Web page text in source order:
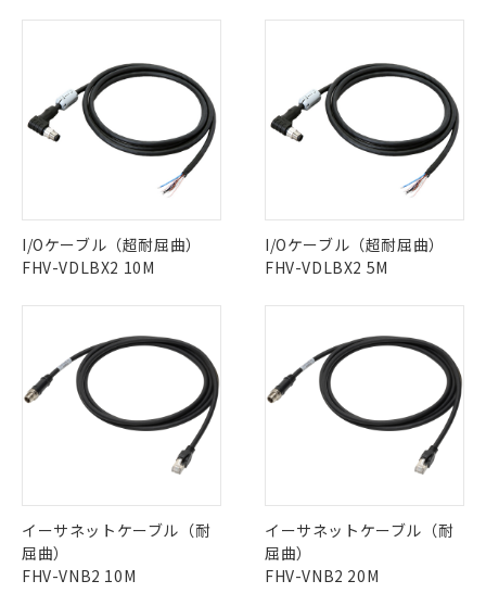
I/Oケーブル（超耐屈曲）
FHV-VDLBX2 10M
I/Oケーブル（超耐屈曲）
FHV-VDLBX2 5M
イーサネットケーブル（耐
屈曲）
FHV-VNB2 10M
イーサネットケーブル（耐
屈曲）
FHV-VNB2 20M
様のお取引先、またはお客様担当のオ
ムロン制御機器販売店・当社販売員に
ご相談ください。
オムロン制御機器販売店や当社販売拠
販売ネットワーク
ください。
在庫状況および標準価格結果を当社の
事前の承諾なく第三者に漏洩または開
示しないようお願いします。
ビス）をご利用いただくには、I-Web
メンバーズにご登録されている必要が
あります。
お客様が当ウェブサイト上で当社にご
登録された部品リストについて、当社
および当社の共同利用者が、当社の製
品・サービスに関するお客様との取
引・商談に必要な範囲で利用すること
※当社の共同利用者とは、"個人情報
の共同利用に関して"
の「1.共同利
用者の範囲」に記載されている法人を
指します。
類(PBB) 1000ppm以下、ポリ臭化ジフェニルエーテル類
ルベンジル（BBP） 1000ppm以下、フタル酸ジブチル
（DBP） 1000ppm以下、フタル酸ジイソブチル
(DIBP) 1000ppm以下
但し、RoHS指令で産業用監視および制御機器に対する
適用除外項目は除く。
フタル酸エステル類の４物質については閾値を超える意
図的な使用がないことを確認しています。
※2 対応予定月
部品在庫の切り替え状況などにより、予定
※3 非含有証明書ダウンロード
下記の非含有証明書をダウンロードするこ
とができます。
EU RoHS指令（10物質）の非含有証明書
51物質の非含有証明書（当社基準）
※本証明書は発行日時点で非含有を証明す
るもので、過去に遡って非含有を証明する
Cr(Ⅵ)(六価クロム) : 1000ppm、 PBBs(ポリ臭化ビフェ
DBP(フタル酸ジブチル) : 1000ppm、 DIBP(フタル酸ジ
イソブチル) : 1000ppm、 BBP(フタル酸ブチルベンジ
ル) : 1000ppm、
DEHP(フタル酸ビス(2-エチルヘキシル)) : 1000ppm
※2 環境保護使用期限
準値以下であることを示します。
「10」：通常の使用状況下において有害物
「－」：未確認です。当社販売部門へお問
い合わせください。
とります。
全に破砕するなど、違法に輸出されな
いよう必要な手段を講じます。
当社は貴社製品を、核兵器、ミサイ
ル、化学兵器、生物兵器またはその他
武器並びにこれらの製造装置等に一切
使用いたしません。
場合は、上記1、2および3の内容を当
該第三者に通知します。また当社は、
販売先および販売に係わる関係者が違
法に輸出するおそれがある場合は、取
合意する
△ 一定数には満たないが在庫あり
－
在庫なし(最新の在庫状況につ
いては、お客様のお取引先、ま
たはお客様担当のオムロン制御
認ください)
白
情報を公開していない機種